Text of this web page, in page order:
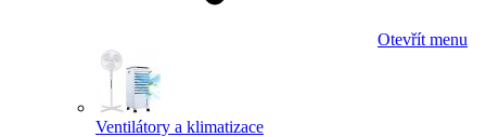
Otevřít menu
Ventilátory a klimatizace